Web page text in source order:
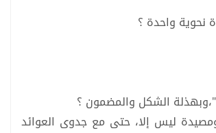
نحوية واحدة ؟
الشكل والمضمون ؟
ليس إلا، حتى مع جدوى العوائد